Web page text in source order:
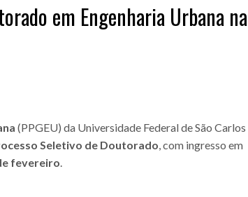
em Engenharia Urbana na
(PPGEU) da Universidade Federal de São Carlos
Seletivo de Doutorado, com ingresso em
fevereiro.